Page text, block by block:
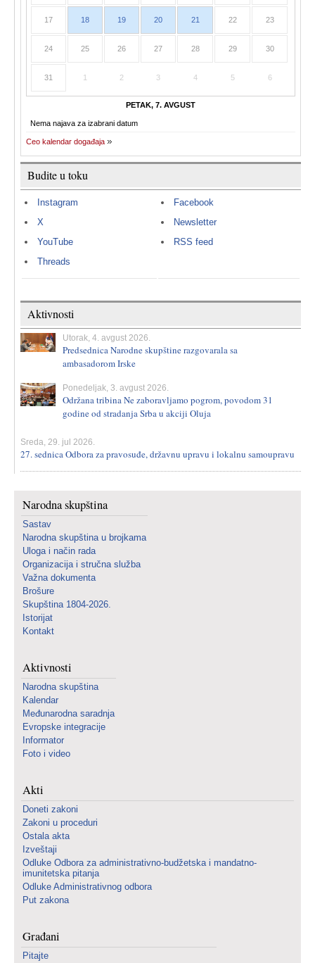
17 18 19 20 21 22 23
24 25 26 27 28 29 30
31 1 2 3 4 5 6
PETAK, 7. AVGUST
Nema najava za izabrani datum
Ceo kalendar događaja
Budite u toku
Instagram
X
YouTube
Threads
Facebook
Newsletter
RSS feed
Aktivnosti
Utorak, 4. avgust 2026.
Predsednica Narodne skupštine razgovarala sa
ambasadorom Irske
Ponedeljak, 3. avgust 2026.
Održana tribina Ne zaboravljamo pogrom, povodom 31
godine od stradanja Srba u akciji Oluja
Sreda, 29. jul 2026.
27. sednica Odbora za pravosuđe, državnu upravu i lokalnu samoupravu
Narodna skupština
Sastav
Narodna skupština u brojkama
Uloga i način rada
Organizacija i stručna služba
Važna dokumenta
Brošure
Skupština 1804-2026.
Istorijat
Kontakt
Aktivnosti
Narodna skupština
Kalendar
Međunarodna saradnja
Evropske integracije
Informator
Foto i video
Akti
Doneti zakoni
Zakoni u proceduri
Ostala akta
Izveštaji
Odluke Odbora za administrativno-budžetska i mandatno-
imunitetska pitanja
Odluke Administrativnog odbora
Put zakona
Građani
Pitajte